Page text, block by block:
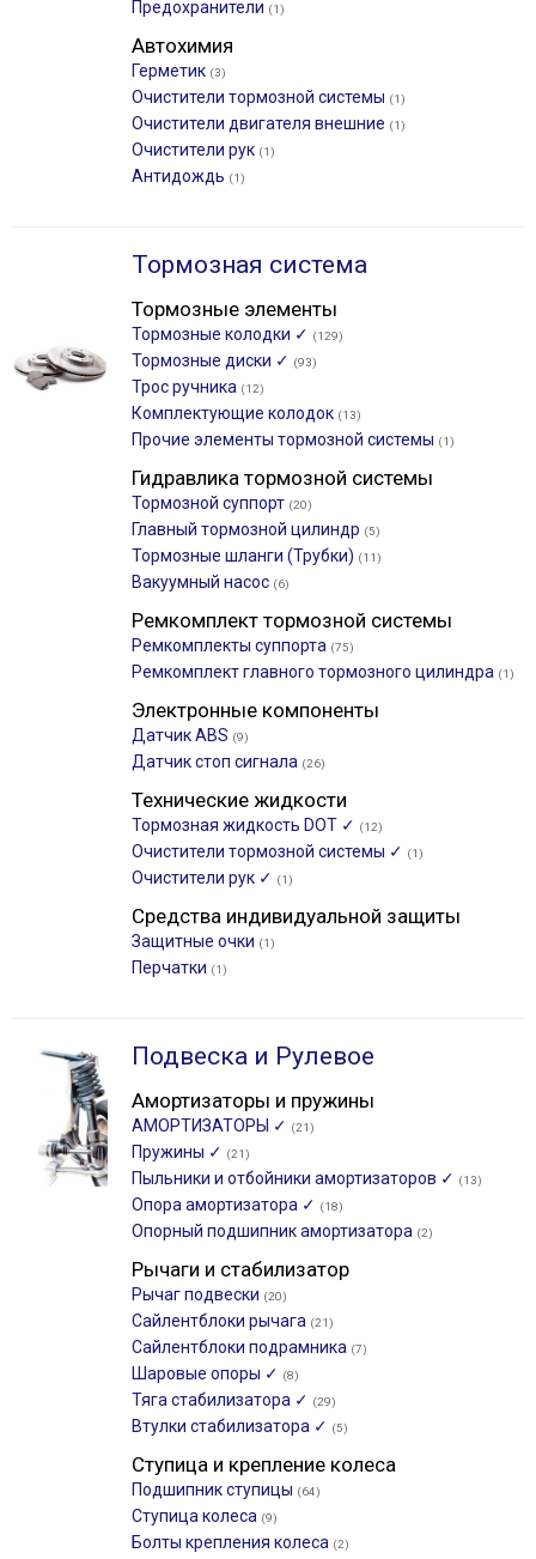
Предохранители (1)
Автохимия
Герметик (3)
Очистители тормозной системы (1)
Очистители двигателя внешние (1)
Очистители рук (1)
Антидождь (1)
Тормозная система
Тормозные элементы
Тормозные колодки ✓ (129)
Тормозные диски ✓ (93)
Трос ручника (12)
Комплектующие колодок (13)
Прочие элементы тормозной системы (1)
Гидравлика тормозной системы
Тормозной суппорт (20)
Главный тормозной цилиндр (5)
Тормозные шланги (Трубки) (11)
Вакуумный насос (6)
Ремкомплект тормозной системы
Ремкомплекты суппорта (75)
Ремкомплект главного тормозного цилиндра (1)
Электронные компоненты
Датчик ABS (9)
Датчик стоп сигнала (26)
Технические жидкости
Тормозная жидкость DOT ✓ (12)
Очистители тормозной системы ✓ (1)
Очистители рук ✓ (1)
Средства индивидуальной защиты
Защитные очки (1)
Перчатки (1)
Подвеска и Рулевое
Амортизаторы и пружины
АМОРТИЗАТОРЫ ✓ (21)
Пружины ✓ (21)
Пыльники и отбойники амортизаторов ✓ (13)
Опора амортизатора ✓ (18)
Опорный подшипник амортизатора (2)
Рычаги и стабилизатор
Рычаг подвески (20)
Сайлентблоки рычага (21)
Сайлентблоки подрамника (7)
Шаровые опоры ✓ (8)
Тяга стабилизатора ✓ (29)
Втулки стабилизатора ✓ (5)
Ступица и крепление колеса
Подшипник ступицы (64)
Ступица колеса (9)
Болты крепления колеса (2)